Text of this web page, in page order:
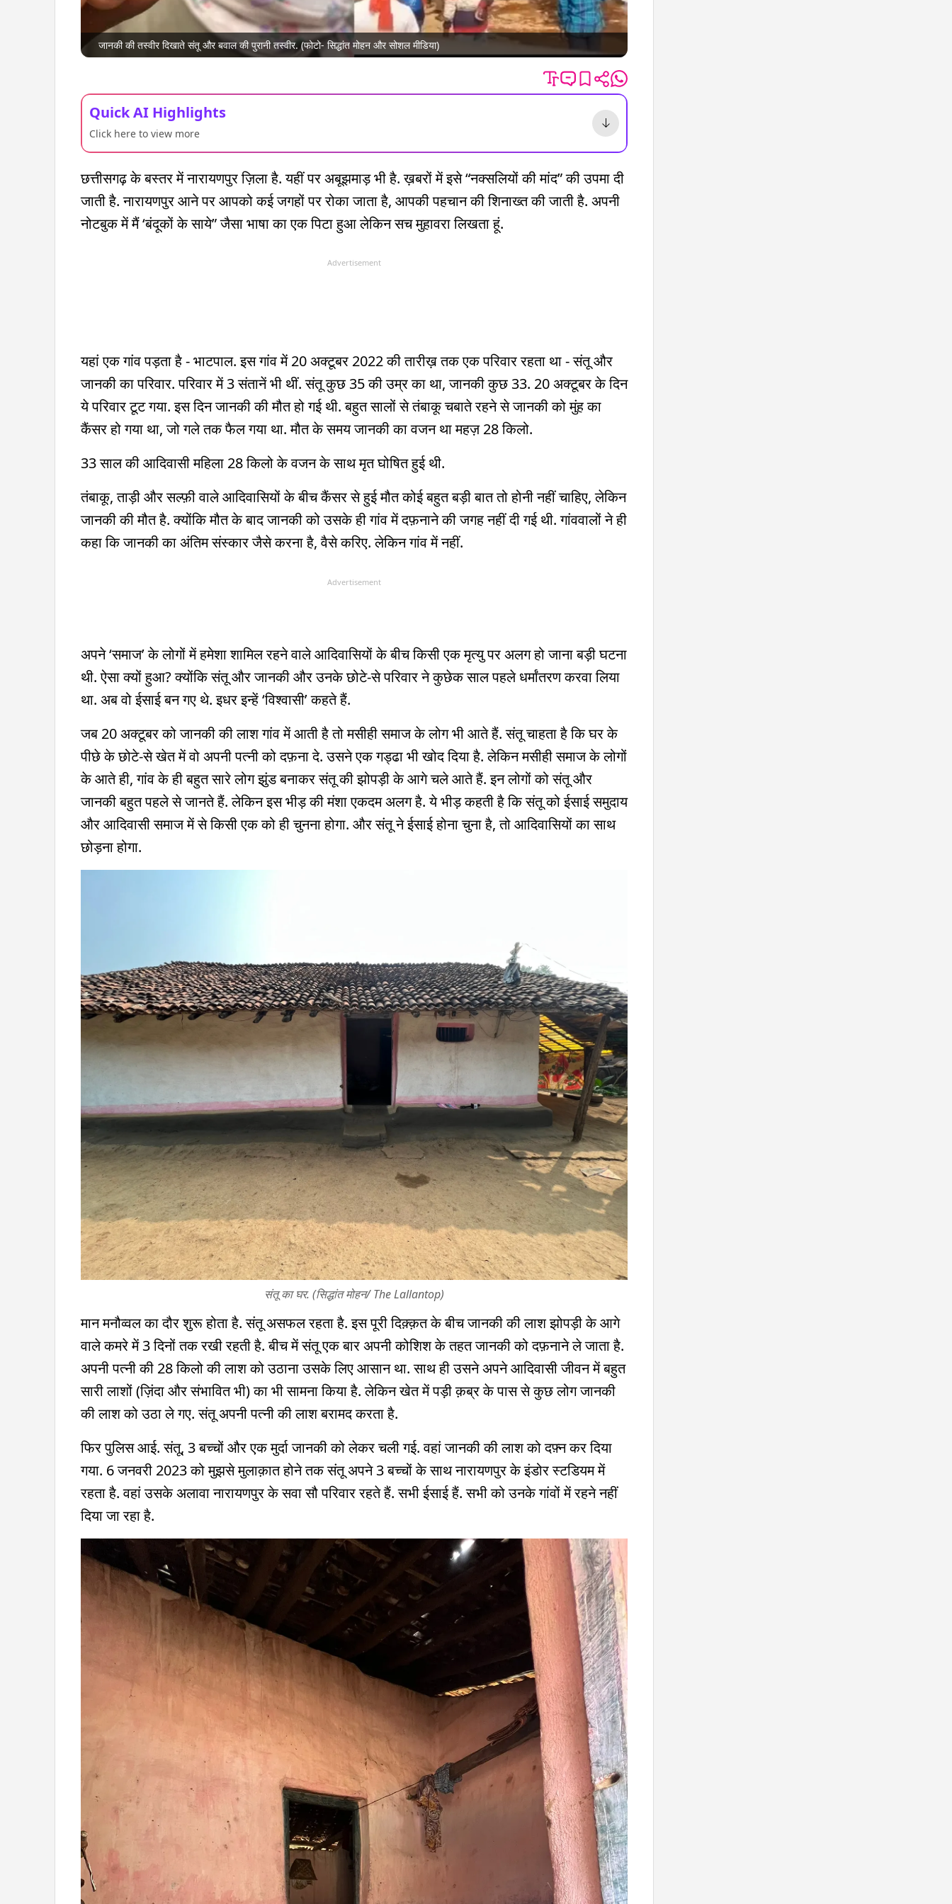
जानकी की तस्वीर दिखाते संतू और बवाल की पुरानी तस्वीर. (फोटो- सिद्धांत मोहन और सोशल मीडिया)
Quick AI Highlights
Click here to view more
छत्तीसगढ़ के बस्तर में नारायणपुर ज़िला है. यहीं पर अबूझमाड़ भी है. ख़बरों में इसे “नक्सलियों की मांद” की उपमा दी
जाती है. नारायणपुर आने पर आपको कई जगहों पर रोका जाता है, आपकी पहचान की शिनाख्त की जाती है. अपनी
नोटबुक में मैं ‘बंदूकों के साये” जैसा भाषा का एक पिटा हुआ लेकिन सच मुहावरा लिखता हूं.
Advertisement
यहां एक गांव पड़ता है - भाटपाल. इस गांव में 20 अक्टूबर 2022 की तारीख़ तक एक परिवार रहता था - संतू और
जानकी का परिवार. परिवार में 3 संतानें भी थीं. संतू कुछ 35 की उम्र का था, जानकी कुछ 33. 20 अक्टूबर के दिन
ये परिवार टूट गया. इस दिन जानकी की मौत हो गई थी. बहुत सालों से तंबाकू चबाते रहने से जानकी को मुंह का
कैंसर हो गया था, जो गले तक फैल गया था. मौत के समय जानकी का वजन था महज़ 28 किलो.
33 साल की आदिवासी महिला 28 किलो के वजन के साथ मृत घोषित हुई थी.
तंबाकू, ताड़ी और सल्फ़ी वाले आदिवासियों के बीच कैंसर से हुई मौत कोई बहुत बड़ी बात तो होनी नहीं चाहिए, लेकिन
जानकी की मौत है. क्योंकि मौत के बाद जानकी को उसके ही गांव में दफ़नाने की जगह नहीं दी गई थी. गांववालों ने ही
कहा कि जानकी का अंतिम संस्कार जैसे करना है, वैसे करिए. लेकिन गांव में नहीं.
Advertisement
अपने ‘समाज’ के लोगों में हमेशा शामिल रहने वाले आदिवासियों के बीच किसी एक मृत्यु पर अलग हो जाना बड़ी घटना
थी. ऐसा क्यों हुआ? क्योंकि संतू और जानकी और उनके छोटे-से परिवार ने कुछेक साल पहले धर्मांतरण करवा लिया
था. अब वो ईसाई बन गए थे. इधर इन्हें ‘विश्वासी’ कहते हैं.
जब 20 अक्टूबर को जानकी की लाश गांव में आती है तो मसीही समाज के लोग भी आते हैं. संतू चाहता है कि घर के
पीछे के छोटे-से खेत में वो अपनी पत्नी को दफ़ना दे. उसने एक गड्ढा भी खोद दिया है. लेकिन मसीही समाज के लोगों
के आते ही, गांव के ही बहुत सारे लोग झुंड बनाकर संतू की झोपड़ी के आगे चले आते हैं. इन लोगों को संतू और
जानकी बहुत पहले से जानते हैं. लेकिन इस भीड़ की मंशा एकदम अलग है. ये भीड़ कहती है कि संतू को ईसाई समुदाय
और आदिवासी समाज में से किसी एक को ही चुनना होगा. और संतू ने ईसाई होना चुना है, तो आदिवासियों का साथ
छोड़ना होगा.
संतू का घर. (सिद्धांत मोहन/ The Lallantop)
मान मनौव्वल का दौर शुरू होता है. संतू असफल रहता है. इस पूरी दिक़्क़त के बीच जानकी की लाश झोपड़ी के आगे
वाले कमरे में 3 दिनों तक रखी रहती है. बीच में संतू एक बार अपनी कोशिश के तहत जानकी को दफ़नाने ले जाता है.
अपनी पत्नी की 28 किलो की लाश को उठाना उसके लिए आसान था. साथ ही उसने अपने आदिवासी जीवन में बहुत
सारी लाशों (ज़िंदा और संभावित भी) का भी सामना किया है. लेकिन खेत में पड़ी क़ब्र के पास से कुछ लोग जानकी
की लाश को उठा ले गए. संतू अपनी पत्नी की लाश बरामद करता है.
फिर पुलिस आई. संतू, 3 बच्चों और एक मुर्दा जानकी को लेकर चली गई. वहां जानकी की लाश को दफ़्न कर दिया
गया. 6 जनवरी 2023 को मुझसे मुलाक़ात होने तक संतू अपने 3 बच्चों के साथ नारायणपुर के इंडोर स्टडियम में
रहता है. वहां उसके अलावा नारायणपुर के सवा सौ परिवार रहते हैं. सभी ईसाई हैं. सभी को उनके गांवों में रहने नहीं
दिया जा रहा है.